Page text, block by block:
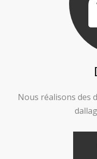
Nous réalisons des